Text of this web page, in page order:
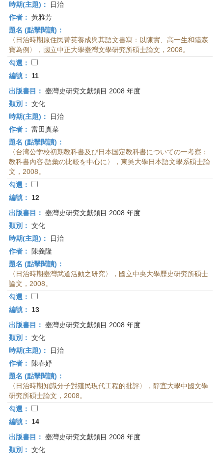
時期(主題)：
日治
作者： 黃雅芳
題名 (點擊閱讀)：
〈日治時期原住民菁英養成與其語文書寫：以陳實、高一生和陸森
寶為例〉，國立中正大學臺灣文學研究所碩士論文，2008。
勾選：
編號：
11
出版書目： 臺灣史研究文獻類目 2008 年度
類別： 文化
時期(主題)：
日治
作者： 富田真菜
題名 (點擊閱讀)：
〈台湾公学校初期教科書及び日本国定教科書についての一考察：
教科書內容‧語彙の比較を中心に〉，東吳大學日本語文學系碩士論
文，2008。
勾選：
編號：
12
出版書目： 臺灣史研究文獻類目 2008 年度
類別： 文化
時期(主題)：
日治
作者：
陳義隆
題名 (點擊閱讀)：
〈日治時期臺灣武道活動之研究〉，國立中央大學歷史研究所碩士
論文，2008。
勾選：
編號：
13
出版書目： 臺灣史研究文獻類目 2008 年度
類別： 文化
時期(主題)：
日治
作者：
陳春妤
題名 (點擊閱讀)：
〈日治時期知識分子對殖民現代工程的批評〉，靜宜大學中國文學
研究所碩士論文，2008。
勾選：
編號：
14
出版書目： 臺灣史研究文獻類目 2008 年度
類別： 文化